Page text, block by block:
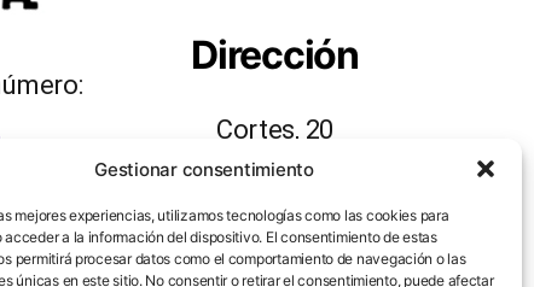
Gestionar consentimiento
mejores experiencias, utilizamos tecnologías como las cookies para
acceder a la información del dispositivo. El consentimiento de estas
permitirá procesar datos como el comportamiento de navegación o las
únicas en este sitio. No consentir o retirar el consentimiento, puede afectar
Dirección
Cortes, 20
48003 Bilbao